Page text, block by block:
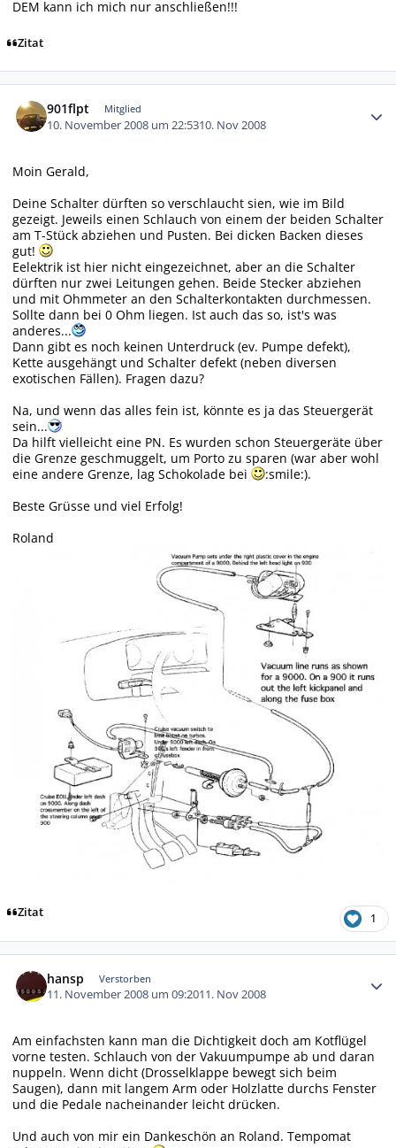
DEM kann ich mich nur anschließen!!!
Zitat
901flpt Mitglied
10. November 2008 um 22:5310. Nov 2008
Moin Gerald,
Deine Schalter dürften so verschlaucht sien, wie im Bild
gezeigt. Jeweils einen Schlauch von einem der beiden Schalter
am T-Stück abziehen und Pusten. Bei dicken Backen dieses
gut!
Eelektrik ist hier nicht eingezeichnet, aber an die Schalter
dürften nur zwei Leitungen gehen. Beide Stecker abziehen
und mit Ohmmeter an den Schalterkontakten durchmessen.
Sollte dann bei 0 Ohm liegen. Ist auch das so, ist's was
anderes...
Dann gibt es noch keinen Unterdruck (ev. Pumpe defekt),
Kette ausgehängt und Schalter defekt (neben diversen
exotischen Fällen). Fragen dazu?
Na, und wenn das alles fein ist, könnte es ja das Steuergerät
sein...
Da hilft vielleicht eine PN. Es wurden schon Steuergeräte über
die Grenze geschmuggelt, um Porto zu sparen (war aber wohl
eine andere Grenze, lag Schokolade bei
:smile:).
Beste Grüsse und viel Erfolg!
Roland
Zitat 1
hansp Verstorben
11. November 2008 um 09:2011. Nov 2008
Am einfachsten kann man die Dichtigkeit doch am Kotflügel
vorne testen. Schlauch von der Vakuumpumpe ab und daran
nuppeln. Wenn dicht (Drosselklappe bewegt sich beim
Saugen), dann mit langem Arm oder Holzlatte durchs Fenster
und die Pedale nacheinander leicht drücken.
Und auch von mir ein Dankeschön an Roland. Tempomat